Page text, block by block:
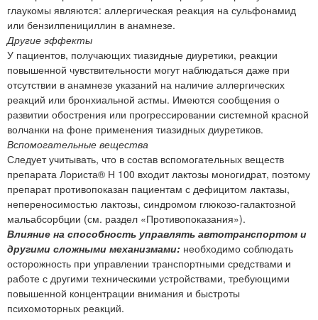
глаукомы являются: аллергическая реакция на сульфонамид
или бензилпенициллин в анамнезе.
Другие эффекты
У пациентов, получающих тиазидные диуретики, реакции
повышенной чувствительности могут наблюдаться даже при
отсутствии в анамнезе указаний на наличие аллергических
реакций или бронхиальной астмы. Имеются сообщения о
развитии обострения или прогрессировании системной красной
волчанки на фоне применения тиазидных диуретиков.
Вспомогательные вещества
Следует учитывать, что в состав вспомогательных веществ
препарата Лориста® Н 100 входит лактозы моногидрат, поэтому
препарат противопоказан пациентам с дефицитом лактазы,
непереносимостью лактозы, синдромом глюкозо-галактозной
мальабсорбции (см. раздел «Противопоказания»).
Влияние на способность управлять автотранспортом и
другими сложными механизмами: необходимо соблюдать
осторожность при управлении транспортными средствами и
работе с другими техническими устройствами, требующими
повышенной концентрации внимания и быстроты
психомоторных реакций.